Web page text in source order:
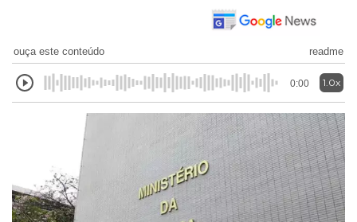
ouça este conteúdo readme
0:00 1.0x